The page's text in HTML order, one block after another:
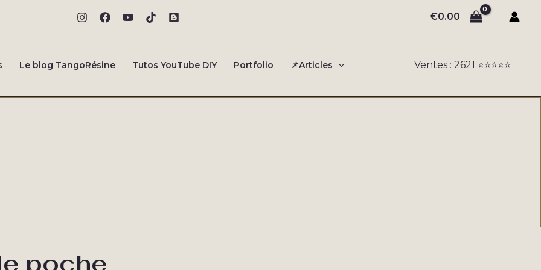
€0.00
Le blog TangoRésine Tutos YouTube DIY Portfolio 📌Articles Ventes : 2621 ⭐️⭐️⭐️⭐️⭐️
poche